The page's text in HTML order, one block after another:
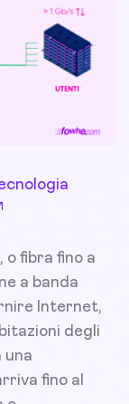
o fibra fino a
a banda
Internet,
degli
una
fino al